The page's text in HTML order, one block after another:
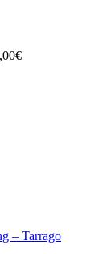
€
– Tarrago